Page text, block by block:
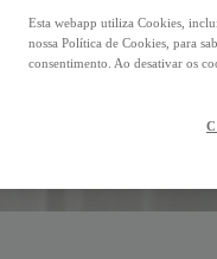
Esta webapp utiliza Cookies,
nossa Política de Cookies, para
consentimento. Ao desativar os